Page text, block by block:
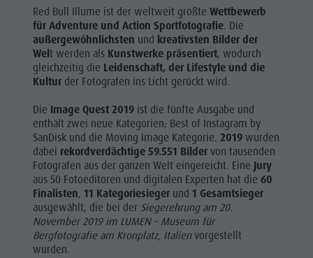
Red Bull Illume ist der weltweit größteWettbewerb
für Adventure und Action Sportfotografie. Die
außergewöhnlichsten und kreativsten Bilder der
Welt werden als Kunstwerke präsentiert, wodurch
gleichzeitig die Leidenschaft, der Lifestyle und die
Kultur der Fotografen ins Licht gerückt wird.
Die Image Quest 2019 ist die fünfte Ausgabe und
enthält zwei neue Kategorien; Best of Instagram by
SanDisk und die Moving Image Kategorie.2019 wurden
dabei rekordverdächtige 59.551 Bilder von tausenden
Fotografen aus der ganzen Welt eingereicht. Eine Jury
aus 50 Fotoeditoren und digitalen Experten hat die 60
Finalisten,11 Kategoriesieger und1 Gesamtsieger
ausgewählt, die bei der Siegerehrung am 20.
November 2019 im LUMEN – Museum für
Bergfotografie am Kronplatz, Italienvorgestellt
wurden.